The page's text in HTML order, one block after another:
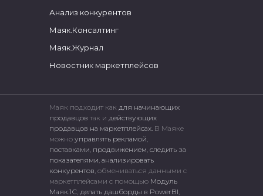
Анализ конкурентов
Маяк.Консалтинг
Маяк.Журнал
Новостник маркетплейсов
Маяк подходит как для начинающих
продавцов так и действующих
продавцов на маркетплейсах. В Маяке
можно управлять рекламой,
поставками, продвижением, следить за
показателями, анализировать
конкурентов, обмениваться данными с
маркетплейсами c помощью Модуль
Маяк.1С, делать дашборды в PowerBI,